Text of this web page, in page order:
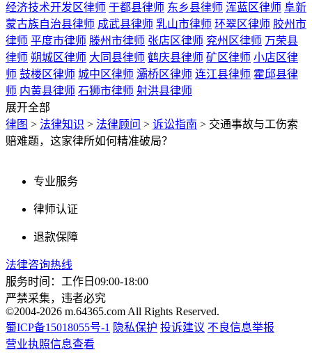
经济技术开发区律师 于都县律师 东乡县律师 浑蓝区律师 阜新
蒙古族自治县律师 成武县律师 乳山市律师 环翠区律师 胶州市
律师 平度市律师 滕州市律师 张店区律师 兖州区律师 万荣县
律师 朔城区律师 大同县律师 鹤庆县律师 矿区律师 小店区律
师 鼓楼区律师 城中区律师 灞桥区律师 连江县律师 霍邱县律
师 内黄县律师 石狮市律师 射洪县律师
展开全部
律图 > 法律知识 > 法律顾问 > 诉讼指南 > 交通事故与工伤索
赔难题，这家律所如何精准破局？
专业服务
律师认证
退款保障
法律咨询热线
服务时间：工作日09:00-18:00
严禁采集，违者必究
©2004-2026 m.64365.com All Rights Reserved.
蜀ICP备15018055号-1 隐私保护 投诉建议 不良信息举报
营业执照信息查看